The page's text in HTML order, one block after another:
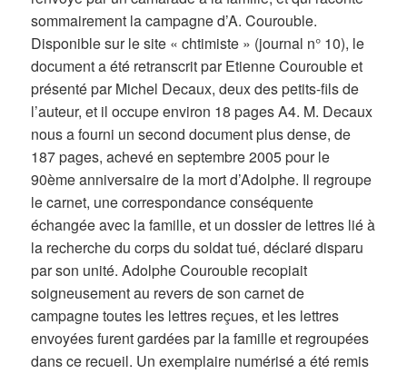
sommairement la campagne d’A. Courouble.
Disponible sur le site « chtimiste » (journal n° 10), le
document a été retranscrit par Etienne Courouble et
présenté par Michel Decaux, deux des petits-fils de
l’auteur, et il occupe environ 18 pages A4. M. Decaux
nous a fourni un second document plus dense, de
187 pages, achevé en septembre 2005 pour le
90ème anniversaire de la mort d’Adolphe. Il regroupe
le carnet, une correspondance conséquente
échangée avec la famille, et un dossier de lettres lié à
la recherche du corps du soldat tué, déclaré disparu
par son unité. Adolphe Courouble recopiait
soigneusement au revers de son carnet de
campagne toutes les lettres reçues, et les lettres
envoyées furent gardées par la famille et regroupées
dans ce recueil. Un exemplaire numérisé a été remis